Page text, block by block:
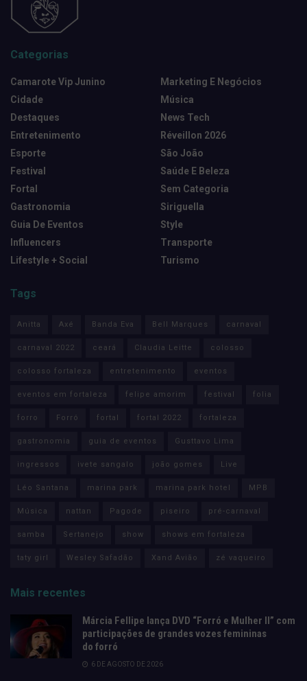
Categorias
Camarote Vip Junino
Cidade
Destaques
Entretenimento
Esporte
Festival
Fortal
Gastronomia
Guia De Eventos
Influencers
Lifestyle + Social
Marketing E Negócios
Música
News Tech
Réveillon 2026
São João
Saúde E Beleza
Sem Categoria
Siriguella
Style
Transporte
Turismo
Tags
Anitta Axé Banda Eva Bell Marques carnaval
carnaval 2022 ceará Claudia Leitte colosso
colosso fortaleza entretenimento eventos
eventos em fortaleza felipe amorim festival folia
forro Forró fortal fortal 2022 fortaleza
gastronomia guia de eventos Gusttavo Lima
ingressos ivete sangalo joão gomes Live
Léo Santana marina park marina park hotel MPB
Música nattan Pagode piseiro pré-carnaval
samba Sertanejo show shows em fortaleza
taty girl Wesley Safadão Xand Avião zé vaqueiro
Mais recentes
Márcia Fellipe lança DVD “Forró e Mulher II” com
participações de grandes vozes femininas
do forró
6 DE AGOSTO DE 2026